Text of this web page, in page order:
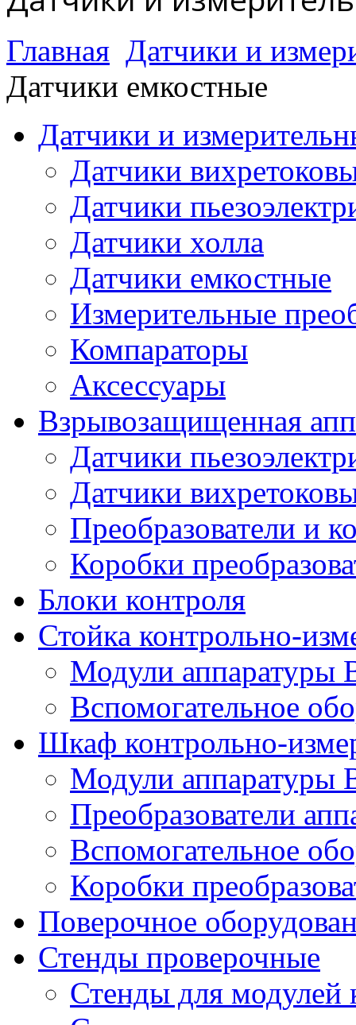
Главная Датчики и
Датчики емкостные
Датчики и
Датчики
Датчики
Датчики холла
Датчики емкостные
Измерительные
Компараторы
Аксессуары
Взрывозащищенная
Датчики
Датчики
Преобразователи и
Коробки
Блоки контроля
Стойка контрольно-
Модули аппаратуры
Вспомогательное
Шкаф контрольно-
Модули аппаратуры
Преобразователи
Вспомогательное
Коробки
Поверочное
Стенды проверочные
Стенды для модулей